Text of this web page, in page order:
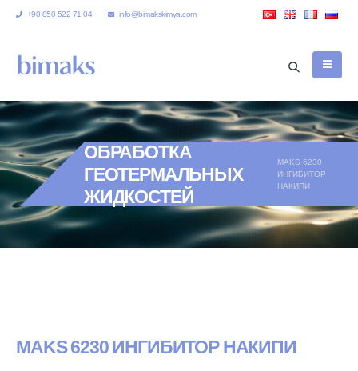
+90 850 522 71 04 info@bimakskimya.com
ОБРАБОТКА
ГЕОТЕРМАЛЬНЫХ
ЖИДКОСТЕЙ
MAKS 6230
ИНГИБИТОР
НАКИПИ
MAKS 6230 ИНГИБИТОР НАКИПИ